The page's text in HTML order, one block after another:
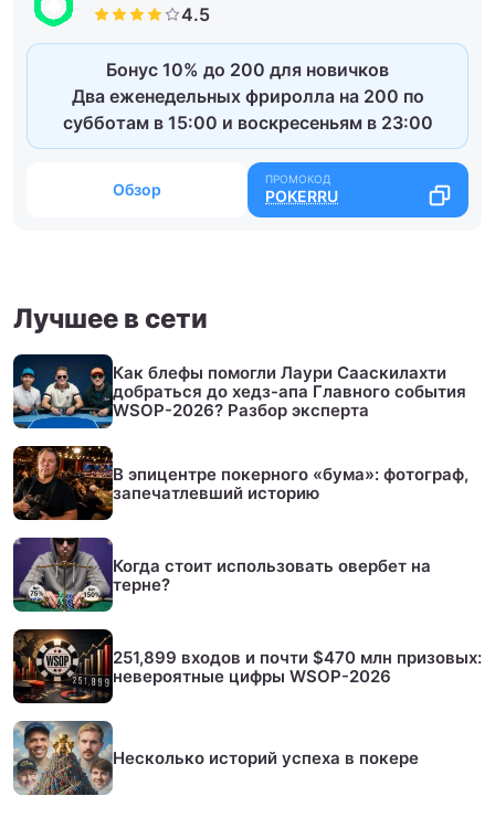
Бонус 10% до 200 для новичков
Два еженедельных фриролла на 200 по
субботам в 15:00 и воскресеньям в 23:00
Обзор POKERRU
Лучшее в сети
Как блефы помогли Лаури Сааскилахти
добраться до хедз-апа Главного события
WSOP-2026? Разбор эксперта
В эпицентре покерного «бума»: фотограф,
запечатлевший историю
Когда стоит использовать овербет на
терне?
251,899 входов и почти $470 млн призовых:
невероятные цифры WSOP-2026
Несколько историй успеха в покере